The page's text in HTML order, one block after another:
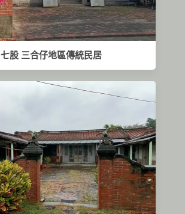
七股 三合仔地區傳統民居